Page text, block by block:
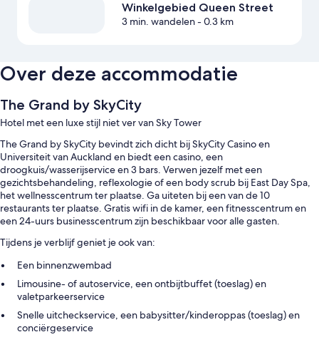
Winkelgebied Queen Street
3 min. wandelen- 0.3 km
Over deze accommodatie
The Grand by SkyCity
Hotel met een luxe stijl niet ver van Sky Tower
The Grand by SkyCity bevindt zich dicht bij SkyCity Casino en
Universiteit van Auckland en biedt een casino, een
droogkuis/wasserijservice en 3 bars. Verwen jezelf met een
gezichtsbehandeling, reflexologie of een body scrub bij East Day Spa,
het wellnesscentrum ter plaatse. Ga uiteten bij een van de 10
restaurants ter plaatse. Gratis wifi in de kamer, een fitnesscentrum en
een 24-uurs businesscentrum zijn beschikbaar voor alle gasten.
Tijdens je verblijf geniet je ook van:
Een binnenzwembad
Limousine- of autoservice, een ontbijtbuffet (toeslag) en
valetparkeerservice
Snelle uitcheckservice, een babysitter/kinderoppas (toeslag) en
conciërgeservice